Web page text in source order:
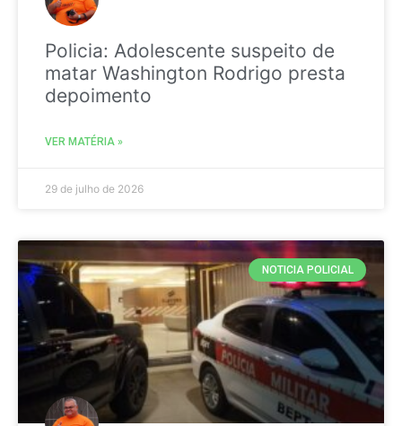
Policia: Adolescente suspeito de
matar Washington Rodrigo presta
depoimento
VER MATÉRIA »
29 de julho de 2026
NOTICIA POLICIAL